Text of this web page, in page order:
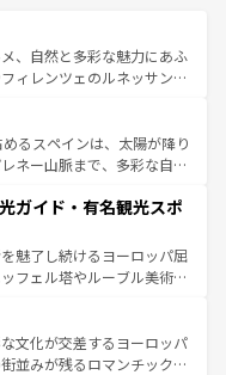
、自然と多彩な魅力にあふ
ィレンツェのルネッサンス
風景やアマルフィ海岸の絶
。観光の合間には、本場の
リア料理を堪能することも
られない旅をしてみよう！
るスペインは、太陽が降り
ネー山脈まで、多彩な自然
的なフラメンコ、熱気あふ
スが生活の一部となってい
た雰囲気や、バルセロナの
では古代ローマ遺跡や中世
が異なるスペインはその個
訪れる人を魅了する。 なお、新着のスペイン情報は コ
。
ガイド・有名観光スポ
魅了し続けるヨーロッパ屈
フェル塔やルーブル美術館
。華麗な宮殿、歴史的な大
かな自然が、訪れる者を心
は美食の国としても知ら
文化が交差するヨーロッパ
並みが残るロマンチック街